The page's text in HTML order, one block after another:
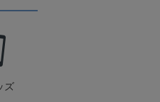
ズ